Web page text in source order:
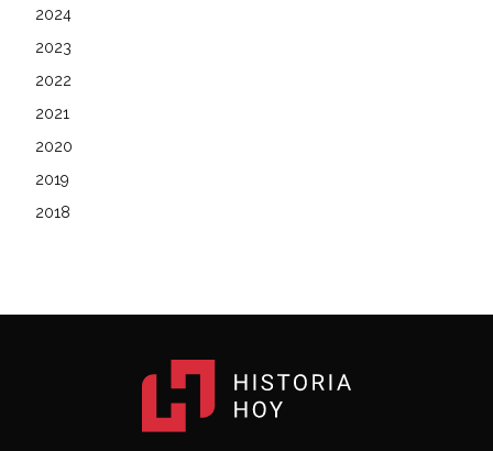
2024
2023
2022
2021
2020
2019
2018